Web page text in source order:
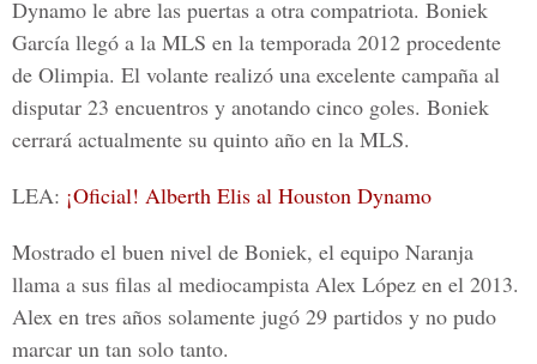
Dynamo le abre las puertas a otra compatriota. Boniek
García llegó a la MLS en la temporada 2012 procedente
de Olimpia. El volante realizó una excelente campaña al
disputar 23 encuentros y anotando cinco goles. Boniek
cerrará actualmente su quinto año en la MLS.
LEA: ¡Oficial! Alberth Elis al Houston Dynamo
Mostrado el buen nivel de Boniek, el equipo Naranja
llama a sus filas al mediocampista Alex López en el 2013.
Alex en tres años solamente jugó 29 partidos y no pudo
marcar un tan solo tanto.